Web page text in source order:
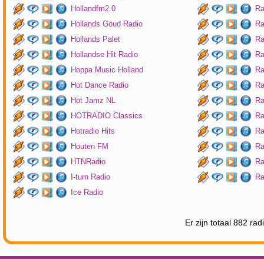
Hollandfm2.0
Hollands Goud Radio
Hollands Palet
Hollandse Hit Radio
Hoppa Music Holland
Hot Dance Radio
Hot Jamz NL
HOTRADIO Classics
Hotradio Hits
Houten FM
HTNRadio
I-turn Radio
Ice Radio
Er zijn totaal 882